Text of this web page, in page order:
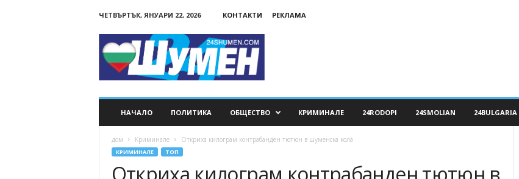
ЧЕТВЪРТЪК, ЯНУАРИ 22, 2026 КОНТАКТИ РЕКЛАМА
НАЧАЛО ПОЛИТИКА ОБЩЕСТВО КРИМИНАЛЕ 24RODOPI 24SMOLIAN 24BULGARIA
дом Криминале Откриха килограм контрабанден тютюн в шуменска кола
КРИМИНАЛЕ ТОП